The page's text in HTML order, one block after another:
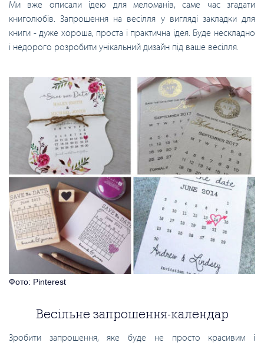
Ми вже описали ідею для меломанів, саме час згадати
книголюбів. Запрошення на весілля у вигляді закладки для
книги - дуже хороша, проста і практична ідея. Буде нескладно
і недорого розробити унікальний дизайн під ваше весілля.
Фото: Pinterest
Весільне запрошення-календар
Зробити запрошення, яке буде не просто красивим і